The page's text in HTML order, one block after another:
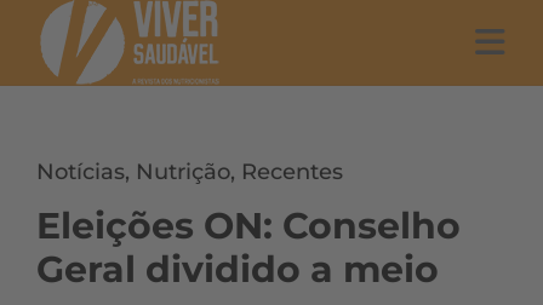
Notícias, Nutrição, Recentes
Eleições ON: Conselho
Geral dividido a meio